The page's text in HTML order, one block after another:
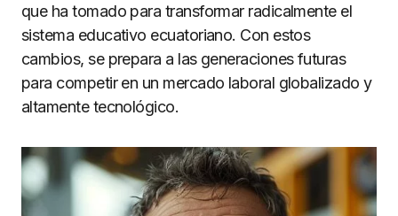
que ha tomado para transformar radicalmente el
sistema educativo ecuatoriano. Con estos
cambios, se prepara a las generaciones futuras
para competir en un mercado laboral globalizado y
altamente tecnológico.